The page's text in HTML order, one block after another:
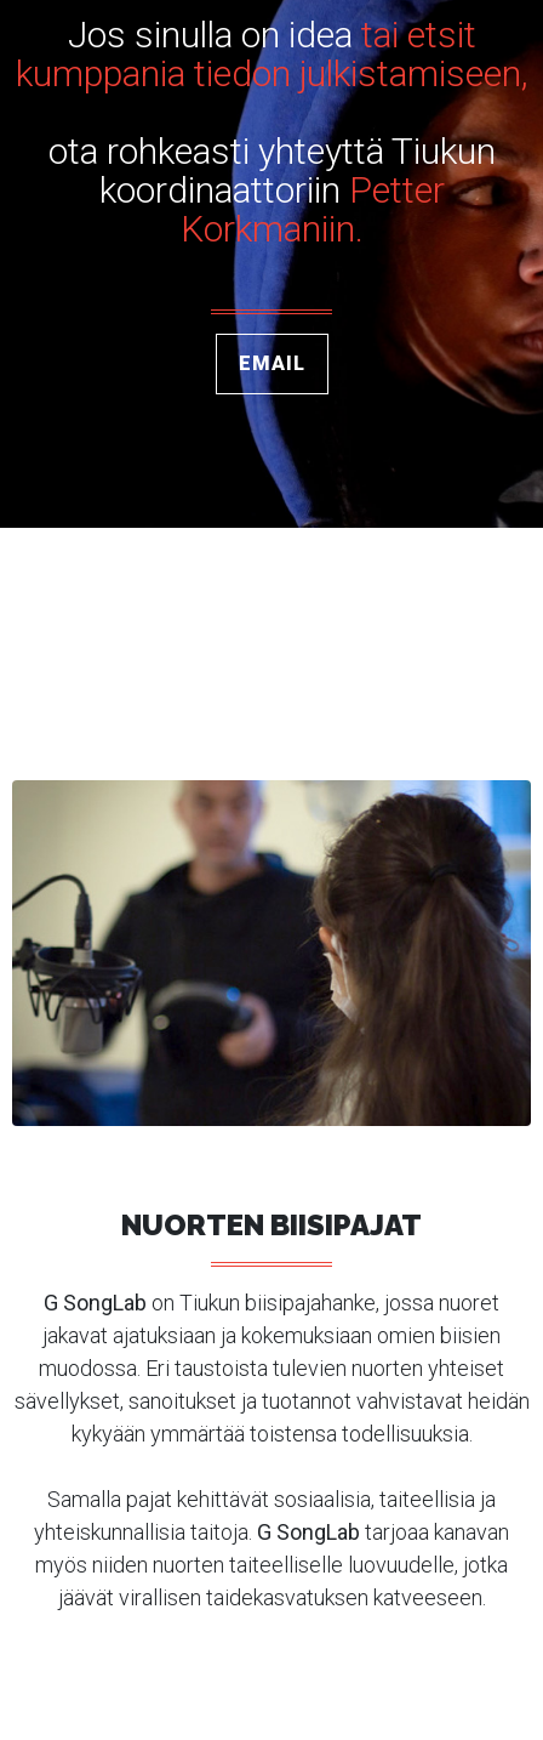
Jos sinulla on idea tai etsit
kumppania tiedon julkistamiseen,
ota rohkeasti yhteyttä Tiukun
koordinaattoriin Petter
Korkmaniin.
EMAIL
NUORTEN BIISIPAJAT
G SongLab on Tiukun biisipajahanke, jossa nuoret
jakavat ajatuksiaan ja kokemuksiaan omien biisien
muodossa. Eri taustoista tulevien nuorten yhteiset
sävellykset, sanoitukset ja tuotannot vahvistavat heidän
kykyään ymmärtää toistensa todellisuuksia.
Samalla pajat kehittävät sosiaalisia, taiteellisia ja
yhteiskunnallisia taitoja. G SongLab tarjoaa kanavan
myös niiden nuorten taiteelliselle luovuudelle, jotka
jäävät virallisen taidekasvatuksen katveeseen.